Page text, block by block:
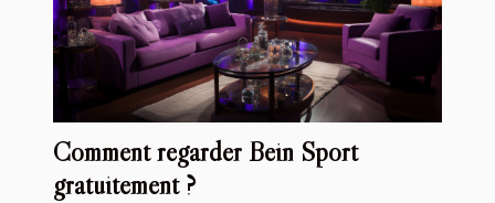
Comment regarder Bein Sport
gratuitement ?